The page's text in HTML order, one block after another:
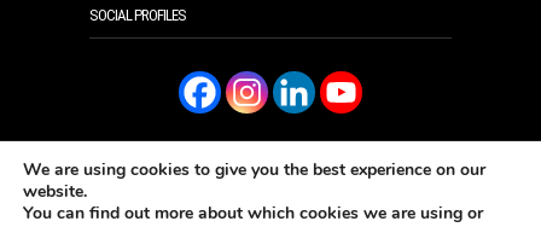
SOCIAL PROFILES
SUBSCRIBE ΔΙΑΒΑΣΤΕ ΤΟ ONLINE
We are using cookies to give you the best experience on our
website.
You can find out more about which cookies we are using or